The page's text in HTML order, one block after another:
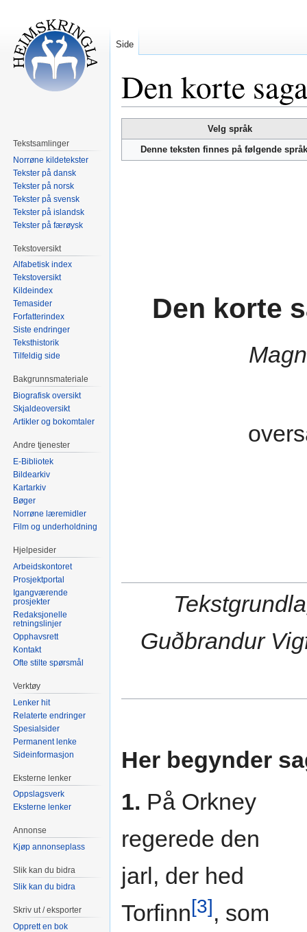
Den korte
til
navigering
til
Velg språk
Denne teksten finnes på følgende
Den korte
Guðbrandur
Her begynder
1. På Orkney
regerede den
jarl, der hed
Torfinn[3], som
Side
Tekstsamlinger
Norrøne kildetekster
Tekster på dansk
Tekster på norsk
Tekster på svensk
Tekster på islandsk
Tekster på færøysk
Tekstoversikt
Alfabetisk index
Tekstoversikt
Kildeindex
Temasider
Forfatterindex
Siste endringer
Teksthistorik
Tilfeldig side
Bakgrunnsmateriale
Biografisk oversikt
Skjaldeoversikt
Artikler og bokomtaler
Andre tjenester
E-Bibliotek
Bildearkiv
Kartarkiv
Bøger
Norrøne læremidler
Film og underholdning
Hjelpesider
Arbeidskontoret
Prosjektportal
Igangværende
prosjekter
Redaksjonelle
retningslinjer
Opphavsrett
Kontakt
Ofte stilte spørsmål
Verktøy
Lenker hit
Relaterte endringer
Spesialsider
Permanent lenke
Sideinformasjon
Eksterne lenker
Oppslagsverk
Eksterne lenker
Annonse
Kjøp annonseplass
Slik kan du bidra
Slik kan du bidra
Skriv ut / eksporter
Opprett en bok